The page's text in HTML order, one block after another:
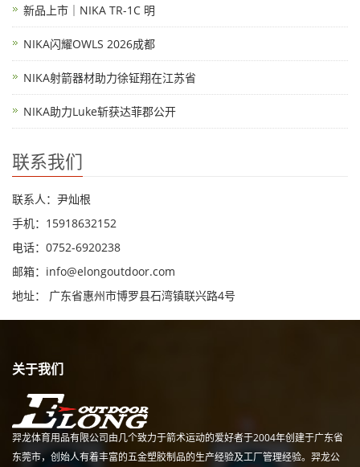
新品上市｜NIKA TR-1C 明
NIKA闪耀OWLS 2026成都
NIKA射箭器材助力徐钲翔在江苏省
NIKA助力Luke斩获达菲郡公开
联系我们
联系人：尹灿根
手机：15918632152
电话：0752-6920238
邮箱： info@elongoutdoor.com
地址： 广东省惠州市博罗县石湾镇联兴路4号
关于我们
羿龙体育用品有限公司由几个致力于箭术运动的爱好者于2004年创建于广东省
东莞市，创始人有着丰富的五金塑胶制品的生产经验及工厂管理经验。羿龙公